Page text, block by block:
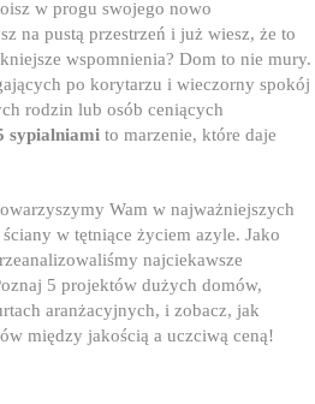
w progu swojego nowo
na pustą przestrzeń i już wiesz, że to
wspomnienia? Dom to nie mury.
po korytarzu i wieczorny spokój
rodzin lub osób ceniących
sypialniami to marzenie, które daje
Wam w najważniejszych
w tętniące życiem azyle. Jako
najciekawsze
5 projektów dużych domów,
aranżacyjnych, i zobacz, jak
między jakością a uczciwą ceną!